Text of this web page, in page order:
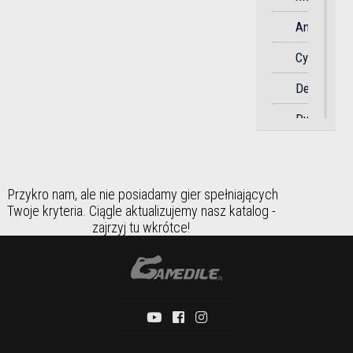
Soulslike
Sportowa
Strzelanka
Survival
Anime
Cyberpunk
Dystopia
Przykro nam, ale nie posiadamy gier spełniających
Twoje kryteria. Ciągle aktualizujemy nasz katalog -
zajrzyj tu wkrótce!